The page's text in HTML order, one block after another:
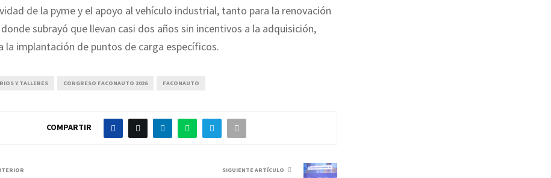
de la pyme y el apoyo al vehículo industrial, tanto para la renovación
subrayó que llevan casi dos años sin incentivos a la adquisición,
la implantación de puntos de carga específicos.
Y TALLERES CONGRESO FACONAUTO 2026 FACONAUTO
COMPARTIR
SIGUIENTE ARTÍCULO